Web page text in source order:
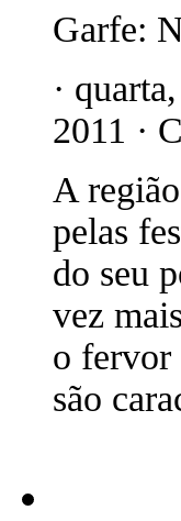
Garfe:
·
2011 ·
A
pelas
do seu
vez
o fervor
são